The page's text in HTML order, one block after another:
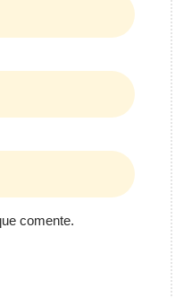
comente.